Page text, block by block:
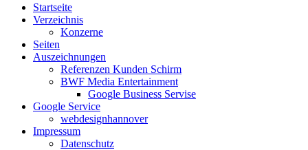
Startseite
Verzeichnis
Konzerne
Seiten
Auszeichnungen
Referenzen Kunden Schirm
BWF Media Entertainment
Google Business Servise
Google Service
webdesignhannover
Impressum
Datenschutz